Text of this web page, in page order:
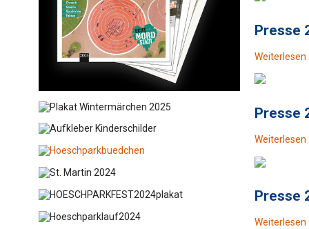
Presse
Weiterlesen …
Presse
Weiterlesen
Presse
Weiterlesen